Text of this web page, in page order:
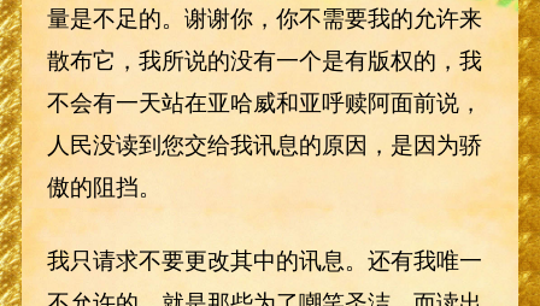
量是不足的。谢谢你，你不需要我的允许来
散布它，我所说的没有一个是有版权的，我
不会有一天站在亚哈威和亚呼赎阿面前说，
人民没读到您交给我讯息的原因，是因为骄
傲的阻挡。
我只请求不要更改其中的讯息。还有我唯一